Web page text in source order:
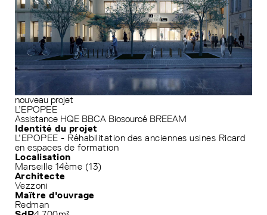
nouveau projet
L’EPOPEE
Assistance HQE BBCA Biosourcé BREEAM
Identité du projet
L’EPOPEE - Réhabilitation des anciennes usines Ricard
en espaces de formation
Localisation
Marseille 14ème (13)
Architecte
Vezzoni
Maître d'ouvrage
Redman